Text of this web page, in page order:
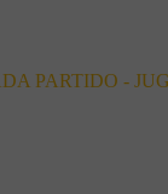
PARTIDO -